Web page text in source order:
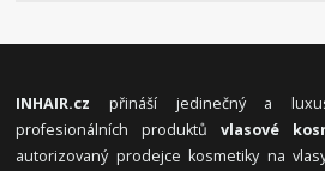
INHAIR.cz přináší jedinečný a
profesionálních produktůvlasové
autorizovaný prodejce kosmetiky na